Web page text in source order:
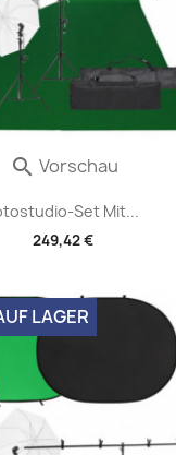
Set Mit...
249,42 €
 Vorschau
LAGER